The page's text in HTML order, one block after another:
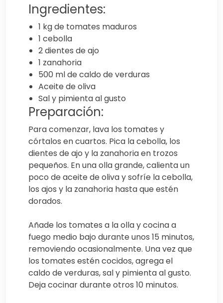
Ingredientes:
1 kg de tomates maduros
1 cebolla
2 dientes de ajo
1 zanahoria
500 ml de caldo de verduras
Aceite de oliva
Sal y pimienta al gusto
Preparación:
Para comenzar, lava los tomates y
córtalos en cuartos. Pica la cebolla, los
dientes de ajo y la zanahoria en trozos
pequeños. En una olla grande, calienta un
poco de aceite de oliva y sofríe la cebolla,
los ajos y la zanahoria hasta que estén
dorados.
Añade los tomates a la olla y cocina a
fuego medio bajo durante unos 15 minutos,
removiendo ocasionalmente. Una vez que
los tomates estén cocidos, agrega el
caldo de verduras, sal y pimienta al gusto.
Deja cocinar durante otros 10 minutos.